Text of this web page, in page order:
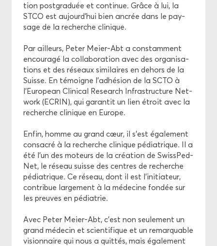
tion post­gra­duée et conti­nue. Grâce à lui, la
STCO est au­jourd’hui bien an­crée dans le pay­
sage de la re­cherche cli­nique.
Par ailleurs, Peter Meier-​Abt a constam­ment
en­cou­ra­gé la col­la­bo­ra­tion avec des or­ga­ni­sa­
tions et des ré­seaux si­mi­laires en de­hors de la
Suisse. En té­moigne l’adhé­sion de la SCTO à
l’Eu­ro­pean Cli­ni­cal Re­search In­fra­struc­ture Net­
work (ECRIN), qui ga­ran­tit un lien étroit avec la
re­cherche cli­nique en Eu­rope.
Enfin, homme au grand cœur, il s’est éga­le­ment
consa­cré à la re­cherche cli­nique pé­dia­trique. Il a
été l’un des mo­teurs de la créa­tion de Swiss­Ped­
Net, le ré­seau suisse des centres de re­cherche
pé­dia­trique. Ce ré­seau, dont il est l'ini­tia­teur,
contri­bue lar­ge­ment à la mé­de­cine fon­dée sur
les preuves en pé­dia­trie.
Avec Peter Meier-​Abt, c’est non seule­ment un
grand mé­de­cin et scien­ti­fique et un re­mar­quable
vi­sion­naire qui nous a quit­tés, mais éga­le­ment